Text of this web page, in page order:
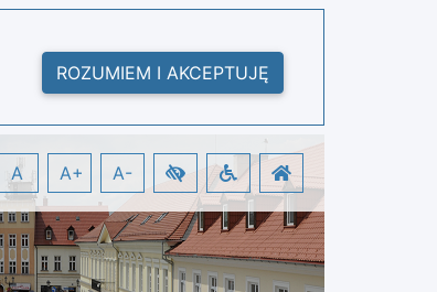
ROZUMIEM I AKCEPTUJĘ
A A+ A-